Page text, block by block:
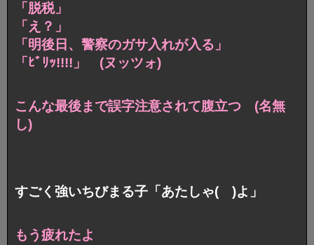
「脱税」
「え？」
「明後日、警察のガサ入れが入る」
「ﾋﾞﾘｯ!!!!」 (ヌッツォ)
こんな最後まで誤字注意されて腹立つ (名無
し)
すごく強いちびまる子「あたしゃ( )よ」
もう疲れたよ